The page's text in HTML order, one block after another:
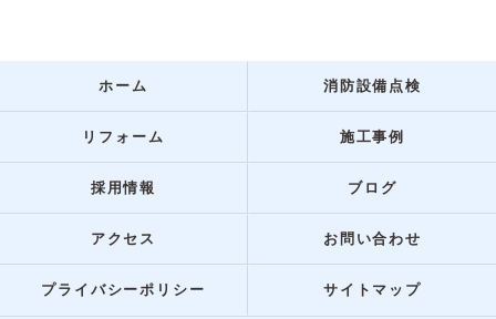
ホーム 消防設備点検
リフォーム 施工事例
採用情報 ブログ
アクセス お問い合わせ
プライバシーポリシー サイトマップ